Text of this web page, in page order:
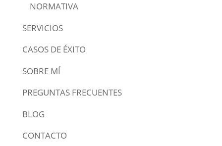
NORMATIVA
SERVICIOS
CASOS DE ÉXITO
SOBRE MÍ
PREGUNTAS FRECUENTES
BLOG
CONTACTO